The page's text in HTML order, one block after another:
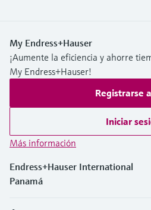
My Endress+Hauser
¡Aumente la eficiencia y ahorre
My Endress+Hauser!
Registrarse
Iniciar
Más información
Endress+Hauser International
Panamá